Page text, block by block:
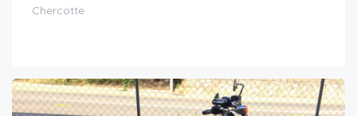
Chercotte